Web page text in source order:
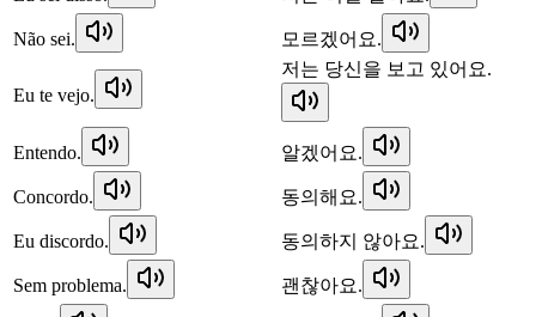
Não sei. 모르겠어요.
Eu te vejo.
저는 당신을 보고 있어요.
Entendo. 알겠어요.
Concordo. 동의해요.
Eu discordo. 동의하지 않아요.
Sem problema. 괜찮아요.